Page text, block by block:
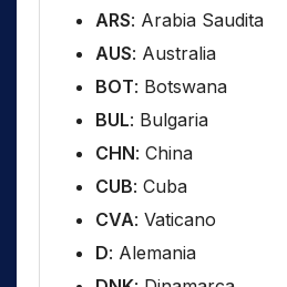
ARS: Arabia Saudita
AUS: Australia
BOT: Botswana
BUL: Bulgaria
CHN: China
CUB: Cuba
CVA: Vaticano
D: Alemania